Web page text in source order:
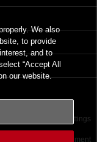
シー Cookies Settings
Digital Entertainment
We also
to provide
and to
“Accept All
our website.